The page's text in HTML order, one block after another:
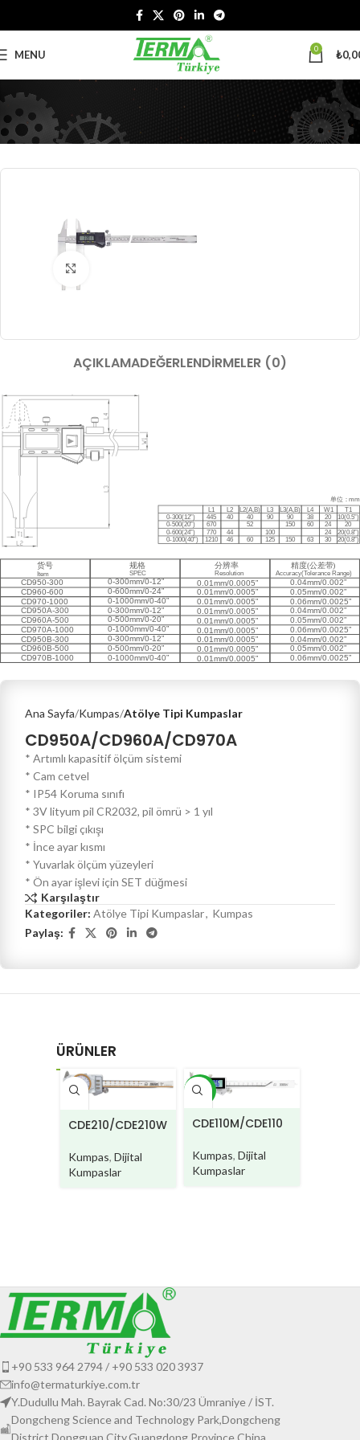
MENU 0 ₺
AÇIKLAMADEĞERLENDIRMELER (0)
Ana Sayfa Kumpas Atölye Tipi Kumpaslar
CD950A/CD960A/CD970A
* Artımlı kapasitif ölçüm sistemi
* Cam cetvel
* IP54 Koruma sınıfı
* 3V lityum pil CR2032, pil ömrü > 1 yıl
* SPC bilgi çıkışı
* İnce ayar kısmı
* Yuvarlak ölçüm yüzeyleri
* Ön ayar işlevi için SET düğmesi
Karşılaştır
Kategoriler: Atölye Tipi Kumpaslar, Kumpas
Paylaş:
ÜRÜNLER
CDE210/CDE210W
Kumpas, Dijital
Kumpaslar
YENI
CDE110M/CDE110
Kumpas, Dijital
Kumpaslar
+90 533 964 2794 / +90 533 020 3937
info@termaturkiye.com.tr
Y.Dudullu Mah. Bayrak Cad. No:30/23 Ümraniye / İST.
Dongcheng Science and Technology Park,Dongcheng
District,Dongguan City,Guangdong Province,China